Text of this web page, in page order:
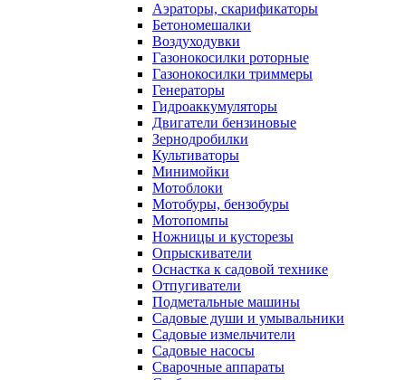
Аэраторы, скарификаторы
Бетономешалки
Воздуходувки
Газонокосилки роторные
Газонокосилки триммеры
Генераторы
Гидроаккумуляторы
Двигатели бензиновые
Зернодробилки
Культиваторы
Минимойки
Мотоблоки
Мотобуры, бензобуры
Мотопомпы
Ножницы и кусторезы
Опрыскиватели
Оснастка к садовой технике
Отпугиватели
Подметальные машины
Садовые души и умывальники
Садовые измельчители
Садовые насосы
Сварочные аппараты